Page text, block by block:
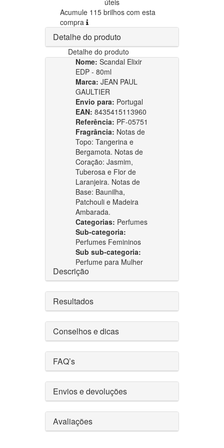
Acumule 115 brilhos com esta
compra
Detalhe do produto
Detalhe do produto
Nome: Scandal Elixir
EDP - 80ml
Marca: JEAN PAUL
GAULTIER
Envio para: Portugal
EAN: 8435415113960
Referência: PF-05751
Fragrância: Notas de
Topo: Tangerina e
Bergamota. Notas de
Coração: Jasmim,
Tuberosa e Flor de
Laranjeira. Notas de
Base: Baunilha,
Patchouli e Madeira
Ambarada.
Categorias: Perfumes
Sub-categoria:
Perfumes Femininos
Sub sub-categoria:
Perfume para Mulher
Descrição
Resultados
Conselhos e dicas
FAQ’s
Envios e devoluções
Avaliações